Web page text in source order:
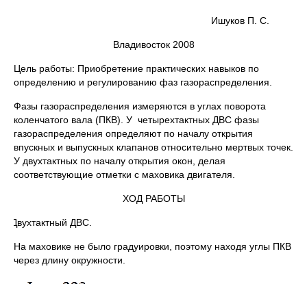
Ишуков П. С.
Владивосток 2008
Цель работы: Приобретение практических навыков по
определению и регулированию фаз газораспределения.
Фазы газораспределения измеряются в углах поворота
коленчатого вала (ПКВ). У четырехтактных ДВС фазы
газораспределения определяют по началу открытия
впускных и выпускных клапанов относительно мертвых точек.
У двухтактных по началу открытия окон, делая
соответствующие отметки с маховика двигателя.
ХОД РАБОТЫ
Двухтактный ДВС.
На маховике не было градуировки, поэтому находя углы ПКВ
через длину окружности.